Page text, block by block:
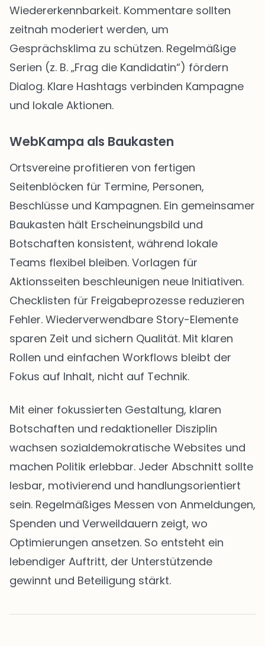
Wiedererkennbarkeit. Kommentare sollten
zeitnah moderiert werden, um
Gesprächsklima zu schützen. Regelmäßige
Serien (z. B. „Frag die Kandidatin“) fördern
Dialog. Klare Hashtags verbinden Kampagne
und lokale Aktionen.
WebKampa als Baukasten
Ortsvereine profitieren von fertigen
Seitenblöcken für Termine, Personen,
Beschlüsse und Kampagnen. Ein gemeinsamer
Baukasten hält Erscheinungsbild und
Botschaften konsistent, während lokale
Teams flexibel bleiben. Vorlagen für
Aktionsseiten beschleunigen neue Initiativen.
Checklisten für Freigabeprozesse reduzieren
Fehler. Wiederverwendbare Story-Elemente
sparen Zeit und sichern Qualität. Mit klaren
Rollen und einfachen Workflows bleibt der
Fokus auf Inhalt, nicht auf Technik.
Mit einer fokussierten Gestaltung, klaren
Botschaften und redaktioneller Disziplin
wachsen sozialdemokratische Websites und
machen Politik erlebbar. Jeder Abschnitt sollte
lesbar, motivierend und handlungsorientiert
sein. Regelmäßiges Messen von Anmeldungen,
Spenden und Verweildauern zeigt, wo
Optimierungen ansetzen. So entsteht ein
lebendiger Auftritt, der Unterstützende
gewinnt und Beteiligung stärkt.